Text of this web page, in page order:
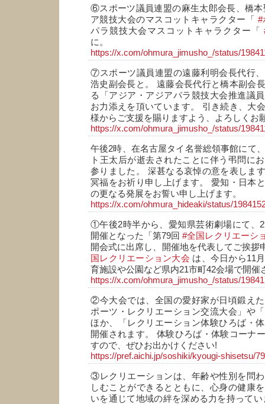
⑥スポーツ議員連盟の麻生太郎会長、橋
ア競技大会のマスコットキャラクター「 #
パラ競技大会マスコットキャラクター「
に。
https://x.com/ohmura_jimusho_/status/
⑦スポーツ議員連盟の遠藤利明会長代行
浩史副会長と。 遠藤会長代行と橋本副会
る「アジア・アジアパラ競技大会推進議
お力添えを頂いています。 引き続き、大
様からご支援を賜りますよう、よろしくお
https://x.com/ohmura_jimusho_/status/
午後2時、在名古屋タイ名誉総領事館にて
ト王太后が逝去されたことに伴う弔問に
参りました。 深甚なる哀悼の意を表しま
冥福をお祈り申し上げます。 愛知・日本
の更なる発展をお誓い申し上げます。
https://x.com/ohmura_hideaki/status/
①午後2時半から、愛知県芸術劇場にて、
開催となった「第79回#全国レクリエーシ
開会式に出席し、開催地を代表してご挨
国レクリエーション大会 は、今日から11
育施設や公園など県内21市町42会場で開催
https://x.com/ohmura_jimusho_/status/
②今大会では、全国の愛好家が日頃鍛え
ポーツ・レクリエーション交流大会」や
ほか、「レクリエーション体験ひろば・
開催されます。 体験ひろば・体験コーナ
すので、ぜひお出かけください!
https://pref.aichi.jp/soshiki/kyougi-shisetsu/
③レクリエーションは、年齢や性別を問
しむことができるとともに、心身の健康
いを通じて地域の絆を深める力を持って